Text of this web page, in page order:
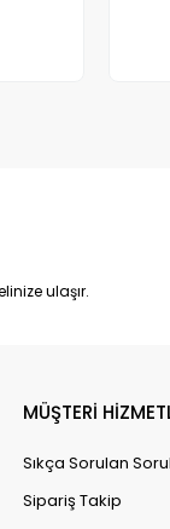
ulaşır.
MÜŞTERİ
Sıkça Sorulan
Sipariş Takip